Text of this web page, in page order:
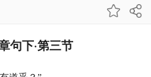
句下·第三节